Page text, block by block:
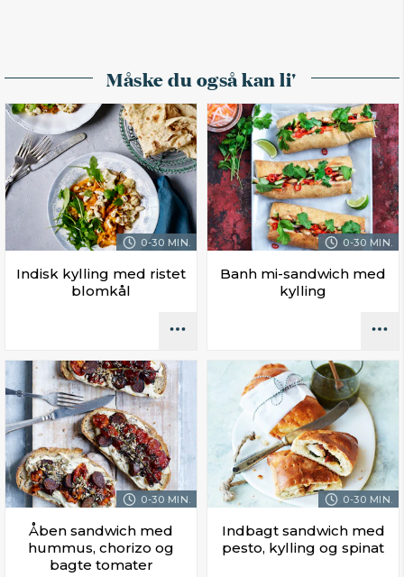
Måske du også kan li'
0-30 MIN.
Indisk kylling med ristet
blomkål
0-30 MIN.
Banh mi-sandwich med
kylling
0-30 MIN.
Åben sandwich med
hummus, chorizo og
bagte tomater
0-30 MIN.
Indbagt sandwich med
pesto, kylling og spinat